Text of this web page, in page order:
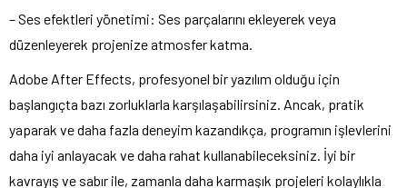
– Ses efektleri yönetimi: Ses parçalarını ekleyerek veya
düzenleyerek projenize atmosfer katma.
Adobe After Effects, profesyonel bir yazılım olduğu için
başlangıçta bazı zorluklarla karşılaşabilirsiniz. Ancak, pratik
yaparak ve daha fazla deneyim kazandıkça, programın işlevlerini
daha iyi anlayacak ve daha rahat kullanabileceksiniz. İyi bir
kavrayış ve sabır ile, zamanla daha karmaşık projeleri kolaylıkla